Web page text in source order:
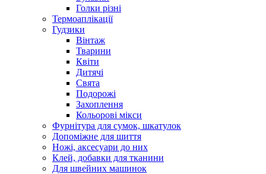
Голки різні
Термоаплікації
Гудзики
Вінтаж
Тварини
Квіти
Дитячі
Свята
Подорожі
Захоплення
Кольорові мікси
Фурнітура для сумок, шкатулок
Допоміжне для шиття
Ножі, аксесуари до них
Клей, добавки для тканини
Для швейних машинок